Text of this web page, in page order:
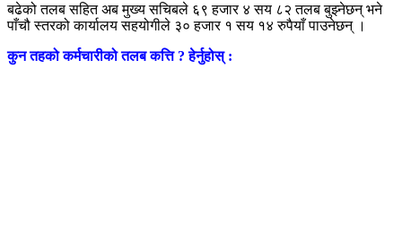
बढेको तलब सहित अब मुख्य सचिबले ६९ हजार ४ सय ८२ तलब बुझ्नेछन् भने
पाँचौ स्तरको कार्यालय सहयोगीले ३० हजार १ सय १४ रुपैयाँ पाउनेछन् ।
कुन तहको कर्मचारीको तलब कत्ति ? हेर्नुहोस् :